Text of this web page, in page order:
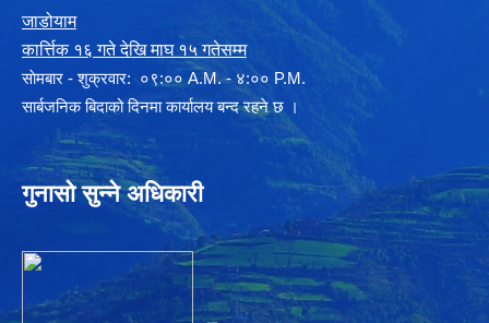
जाडोयाम
कार्त्तिक १६ गते देखि माघ १५ गतेसम्म
साेमबार - शुक्रवार: ०९:०० A.M. - ४:०० P.M.
सार्बजनिक बिदाको दिनमा कार्यालय बन्द रहने छ ।
गुनासो सुन्ने अधिकारी